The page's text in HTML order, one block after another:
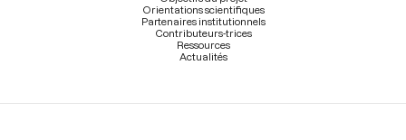
Orientations scientifiques
Partenaires institutionnels
Contributeurs-trices
Ressources
Actualités